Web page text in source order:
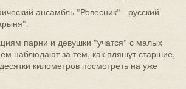
ансамбль "Ровесник" - русский
парни и девушки "учатся" с малых
наблюдают за тем, как пляшут старшие,
километров посмотреть на уже